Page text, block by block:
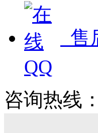
售
咨询热线：